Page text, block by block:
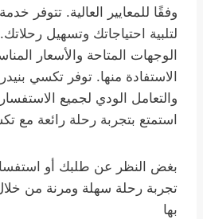
وفقًا للمعايير العالية. تتوفر
لتلبية احتياجاتك وتسهيل
الوجهات المتاحة والأسعار
الاستفادة منها. توفر تكسي
والتعامل الودي لجميع
استمتع بتجربة رحلة رائعة مع
بغض النظر عن طلبك أو
تجربة رحلة سهلة ومرنة من
بها